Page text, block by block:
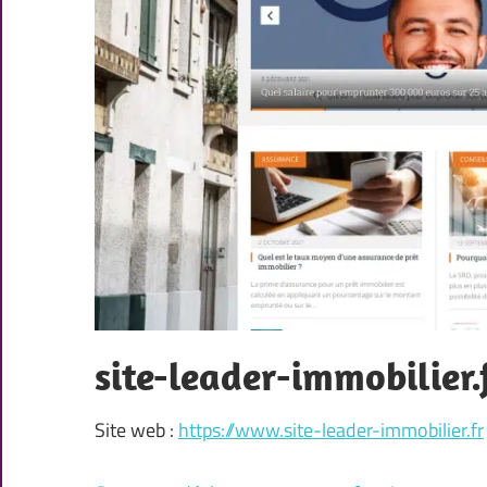
site-leader-
Site web :https://www.site-leader-immobilier.fr